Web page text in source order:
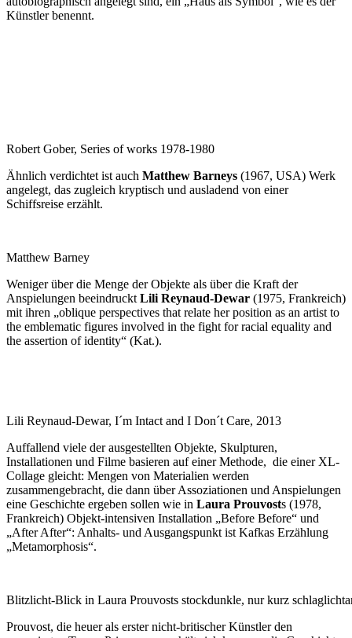
Künstler benennt.
Robert Gober, Series of works 1978-1980
Ähnlich verdichtet ist auch Matthew Barneys (1967, USA) Werk
angelegt, das zugleich kryptisch und ausladend von einer
Schiffsreise erzählt.
Matthew Barney
Weniger über die Menge der Objekte als über die Kraft der
Anspielungen beeindruckt Lili Reynaud-Dewar (1975, Frankreich)
mit ihren „oblique perspectives that relate her position as an artist to
the emblematic figures involved in the fight for racial equality and
the assertion of identity“ (Kat.).
Lili Reynaud-Dewar, I´m Intact and I Don´t Care, 2013
Auffallend viele der ausgestellten Objekte, Skulpturen,
Installationen und Filme basieren auf einer Methode, die einer XL-
Collage gleicht: Mengen von Materialien werden
zusammengebracht, die dann über Assoziationen und Anspielungen
eine Geschichte ergeben sollen wie in Laura Prouvosts (1978,
Frankreich) Objekt-intensiven Installation „Before Before“ und
„After After“: Anhalts- und Ausgangspunkt ist Kafkas Erzählung
„Metamorphosis“.
Blitzlicht-Blick in Laura Prouvosts stockdunkle, nur kurz
Prouvost, die heuer als erster nicht-britischer Künstler den